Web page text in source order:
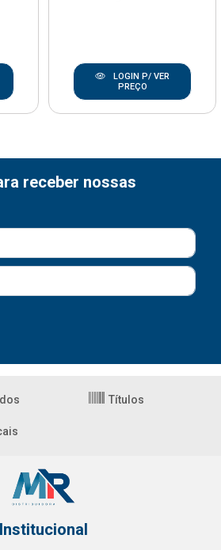
LOGIN P/ VER
PREÇO
receber nossas
Títulos
Institucional